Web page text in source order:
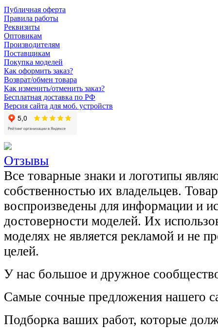
Публичная оферта
Правила работы
Реквизиты
Оптовикам
Производителям
Поставщикам
Покупка моделей
Как оформить заказ?
Возврат/обмен товара
Как изменить/отменить заказ?
Бесплатная доставка по РФ
Версия сайта для моб. устройств
Отзывы
Все товарные знаки и логотипы
собственностью их владельцев.
воспроизведены для информации и
достоверности моделей. Их
моделях не является рекламой и не
целей.
У нас большое и дружное
Самые сочные предложения нашего
Подборка ваших работ, которые